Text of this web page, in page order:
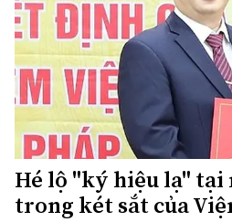
Hé lộ "ký hiệu lạ" tại
trong két sắt của